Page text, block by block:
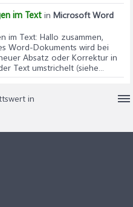
im Text in Microsoft Word
im Text: Hallo zusammen,
Word-Dokuments wird bei
Absatz oder Korrektur in
Text umstrichelt (siehe...
in